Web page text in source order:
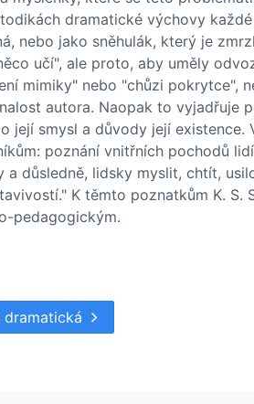
dramatické výchovy
nebo jako sněhulák, který je
učí", ale proto, aby uměly
mimiky" nebo "chůzi pokrytce",
autora. Naopak to vyjadřuje
její smysl a důvody její
poznání vnitřních pochodů
důsledně, lidsky myslit, chtít,
K těmto poznatkům K. S.
pedagogickým.
dramatická